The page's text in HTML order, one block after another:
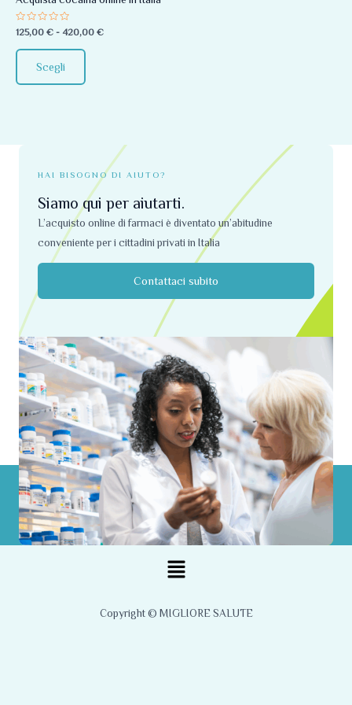
Valutato
0
su
5
125,00 € - 420,00 €
Scegli
scelte
nella
HAI BISOGNO DI AIUTO?
Siamo qui per aiutarti.
L’acquisto online di farmaci è diventato un’abitudine
conveniente per i cittadini privati ​​in Italia
Contattaci subito
Menu
Copyright © MIGLIORE SALUTE